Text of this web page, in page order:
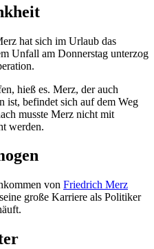
hat sich im Urlaub das
Unfall am Donnerstag unterzog
hieß es. Merz, der auch
ist, befindet sich auf dem Weg
musste Merz nicht mit
werden.
von Friedrich Merz
große Karriere als Politiker